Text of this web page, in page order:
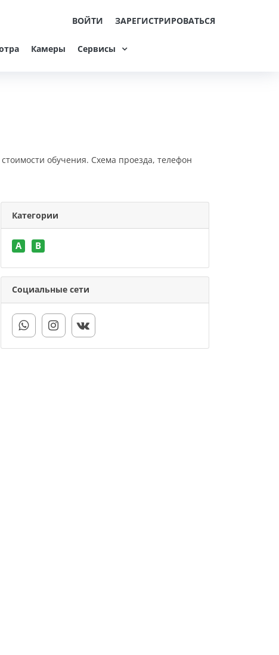
ВОЙТИ ЗАРЕГИСТРИРОВАТЬСЯ
Камеры Сервисы
обучения. Схема проезда, телефон
Категории
A B
Социальные сети